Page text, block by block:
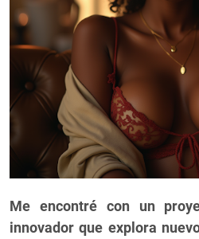
Me encontré con un
innovador que explora